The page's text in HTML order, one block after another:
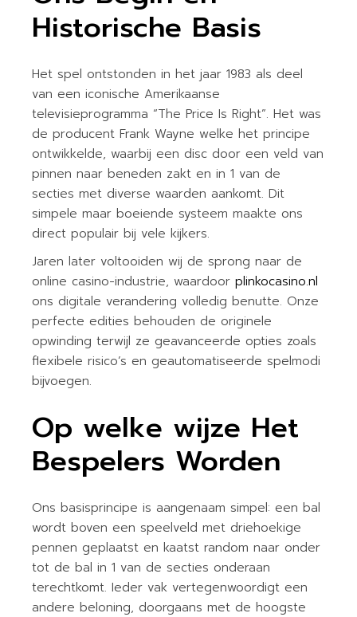
Historische Basis
Het spel ontstonden in het jaar 1983 als deel
van een iconische Amerikaanse
televisieprogramma “The Price Is Right”. Het was
de producent Frank Wayne welke het principe
ontwikkelde, waarbij een disc door een veld van
pinnen naar beneden zakt en in 1 van de
secties met diverse waarden aankomt. Dit
simpele maar boeiende systeem maakte ons
direct populair bij vele kijkers.
Jaren later voltooiden wij de sprong naar de
online casino-industrie, waardoorplinkocasino.nl
ons digitale verandering volledig benutte. Onze
perfecte edities behouden de originele
opwinding terwijl ze geavanceerde opties zoals
flexibele risico’s en geautomatiseerde spelmodi
bijvoegen.
Op welke wijze Het
Bespelers Worden
Ons basisprincipe is aangenaam simpel: een bal
wordt boven een speelveld met driehoekige
pennen geplaatst en kaatst random naar onder
tot de bal in 1 van de secties onderaan
terechtkomt. Ieder vak vertegenwoordigt een
andere beloning, doorgaans met de hoogste